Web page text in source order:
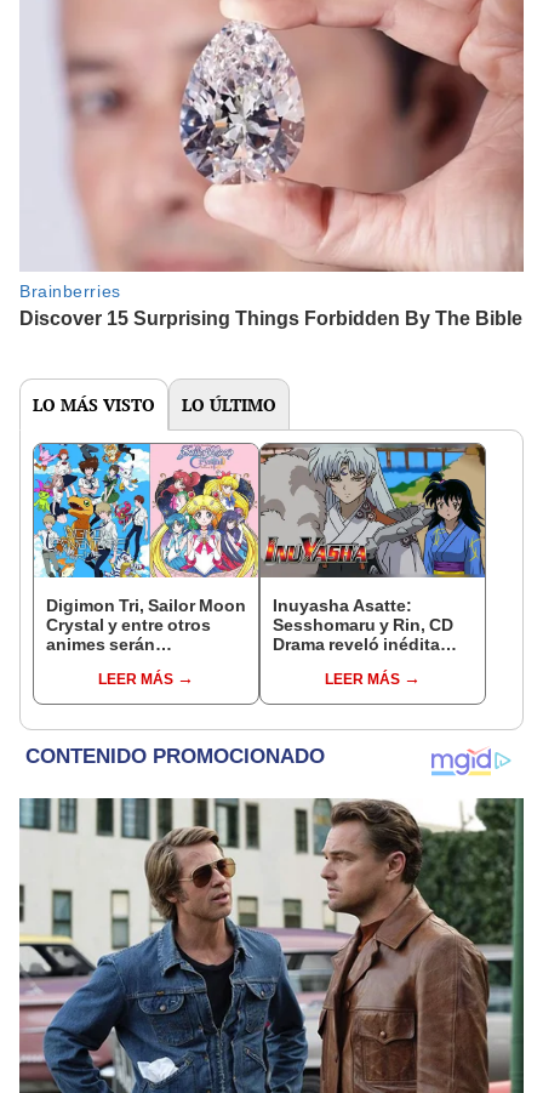
LO MÁS VISTO LO ÚLTIMO
Digimon Tri, Sailor Moon
Crystal y entre otros
animes serán
peruanoLEER MÁS
Inuyasha Asatte:
Sesshomaru y Rin, CD
Drama reveló inédita
[VIDEO]LEER MÁS